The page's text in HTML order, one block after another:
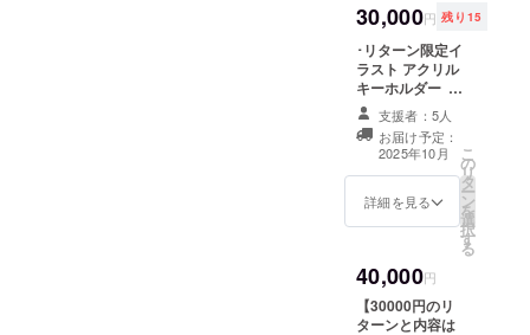
続く限り〉 ︎︎⟡掲
載方法
〈YouTubeコ
ミュニティまた
SNSへお名前を
画像数枚にまと
めて投稿、クラ
ウドファンディ
ング終了後の配
要欄にお名前の
掲載〉 ※備考欄
いします ※企業
様の場合は企業
名や企業名＋担
ています ※アク
リルキーホル
ダーとアクリル
スタンドは各種
別のイラストを
使用予定です ･
リターン限定イ
ラスト 壁紙配布
︎︎⟡リターン品制
ラストの1枚絵の
データをお渡し
ディング終了後
にイラストを発
注する為、サイ
30,000円 残り15
･リターン限定イ
ラスト アクリル
キーホルダー ︎︎ ⟡
サイズ
70mm×70mm以
内を予定してい
ます ･リターン
限定イラスト ア
クリルスタンド ︎︎
ています ※アク
リルキーホル
ダーとアクリル
支援者：5人
お届け予定：
2025年10月
詳細を見る
こ
の
リ
タ
ー
ン
を
選
択
す
る
40,000円
【30000円のリ
ターンと内容は